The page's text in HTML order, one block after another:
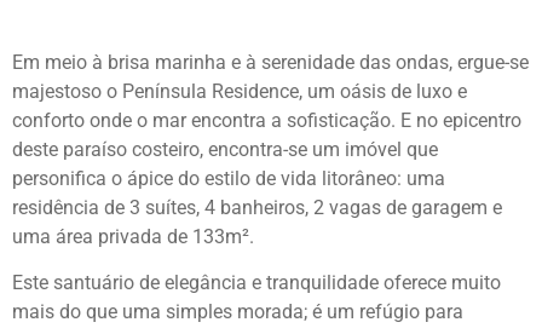
Em meio à brisa marinha e à serenidade das ondas, ergue-se
majestoso o Península Residence, um oásis de luxo e
conforto onde o mar encontra a sofisticação. E no epicentro
deste paraíso costeiro, encontra-se um imóvel que
personifica o ápice do estilo de vida litorâneo: uma
residência de 3 suítes, 4 banheiros, 2 vagas de garagem e
uma área privada de 133m².
Este santuário de elegância e tranquilidade oferece muito
mais do que uma simples morada; é um refúgio para